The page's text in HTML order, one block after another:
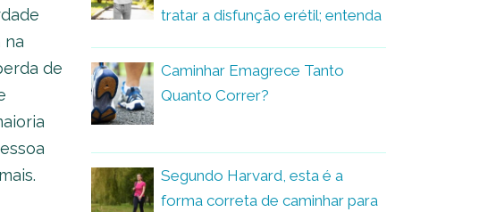
na
de
tratar a disfunção erétil; entenda
Caminhar Emagrece Tanto
Quanto Correr?
Segundo Harvard, esta é a
forma correta de caminhar para